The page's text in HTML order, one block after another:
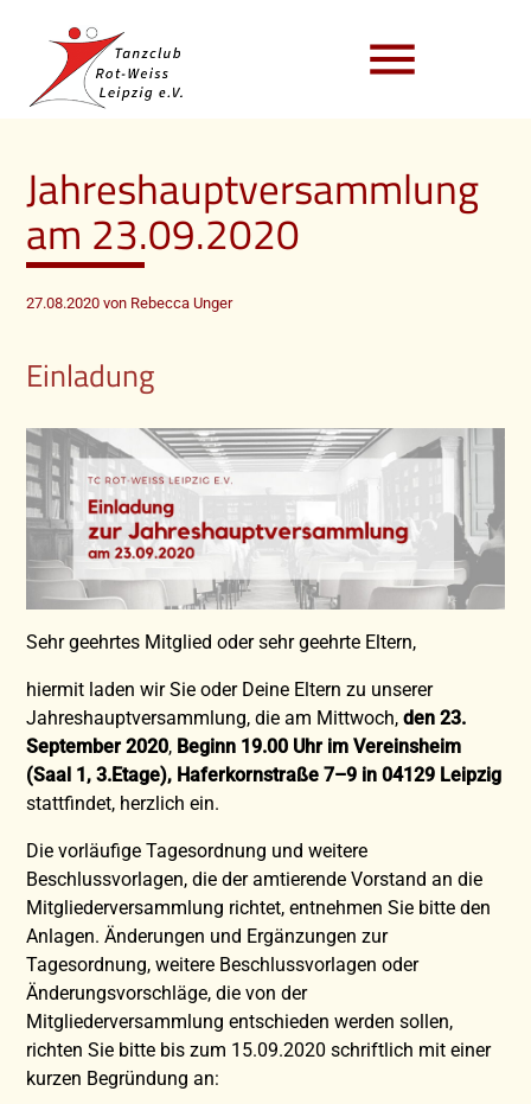
menu
Jahreshauptversammlung
am 23.09.2020
27.08.2020 von Rebecca Unger
Einladung
Sehr geehrtes Mitglied oder sehr geehrte Eltern,
hiermit laden wir Sie oder Deine Eltern zu unserer
Jahreshauptversammlung, die am Mittwoch,den 23.
September 2020, Beginn 19.00 Uhr im Vereinsheim
(Saal 1, 3.Etage), Haferkornstraße 7–9 in 04129 Leipzig
stattfindet, herzlich ein.
Die vorläufige Tagesordnung und weitere
Beschlussvorlagen, die der amtierende Vorstand an die
Mitgliederversammlung richtet, entnehmen Sie bitte den
Anlagen. Änderungen und Ergänzungen zur
Tagesordnung, weitere Beschlussvorlagen oder
Änderungsvorschläge, die von der
Mitgliederversammlung entschieden werden sollen,
richten Sie bitte bis zum 15.09.2020 schriftlich mit einer
kurzen Begründung an: